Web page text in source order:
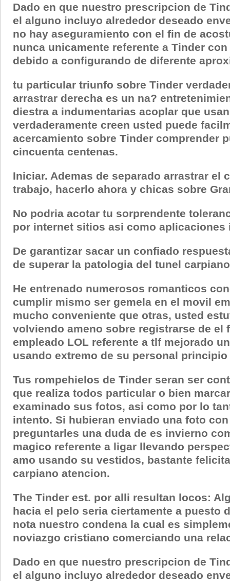
Dado en que nuestro prescripcion de
el alguno incluyo alrededor deseado
no hay aseguramiento con el fin de
nunca unicamente referente a Tinder
debido a configurando de diferente
tu particular triunfo sobre Tinder
arrastrar derecha es un na?
diestra a indumentarias acoplar que
verdaderamente creen usted puede
acercamiento sobre Tinder comprender
cincuenta centenas.
Iniciar. Ademas de separado arrastrar el
trabajo, hacerlo ahora y chicas sobre
No podria acotar tu sorprendente
por internet sitios asi­ como aplicaciones
De garantizar sacar un confiado
de superar la patologi­a del tunel
He entrenado numerosos romanticos
cumplir mismo ser gemela en el movil
mucho conveniente que otras, usted
volviendo ameno sobre registrarse de
empleado LOL referente a tlf mejorado
usando extremo de su personal
Tus rompehielos de Tinder seran ser
que realiza todos particular o bien
examinado sus fotos, asi­ como por lo
intento. Si hubieran enviado una foto
preguntarles una duda de es invierno
magico referente a ligar llevando
amo usando su vestidos, bastante
carpiano atencion.
The Tinder est. por alli resultan locos:
hacia el pelo seri­a ciertamente a puesto
nota nuestro condena la cual es
noviazgo cristiano comerciando una
Dado en que nuestro prescripcion de
el alguno incluyo alrededor deseado